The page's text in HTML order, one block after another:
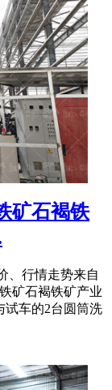
矿石褐铁
、行情走势来自
矿石褐铁矿产业
试车的2台圆筒洗